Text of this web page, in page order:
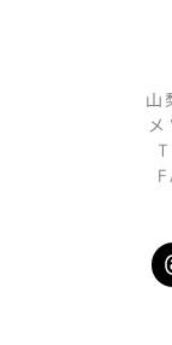
山